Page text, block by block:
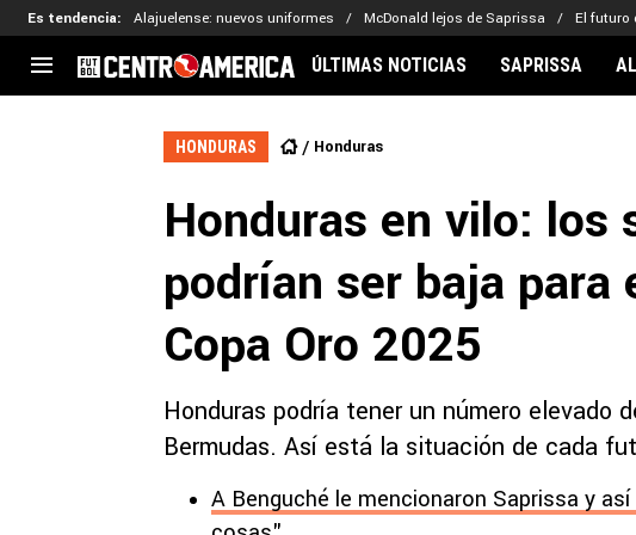
Es tendencia: Alajuelense: nuevos uniformes McDonald lejos de Saprissa El futuro
CENTROAMÉRICA
CONCACAF
Liga de Naciones
Copa de Campeones
MLS
Kervin Arriaga
Nathaniel
ÚLTIMAS NOTICIAS SAPRISSA
HONDURAS Honduras
Honduras en vilo: los
podrían ser baja para
Copa Oro 2025
Honduras podría tener un número elevado
Bermudas. Así está la situación de cada
A Benguché le mencionaron Saprissa y